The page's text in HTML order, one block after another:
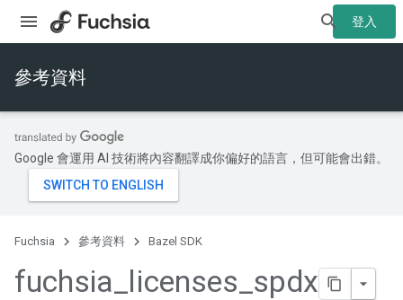
登入
參考資料
Google 會運用 AI 技術將內容翻譯成你偏好的語言，但可能會出錯。
Fuchsia 參考資料 Bazel SDK
fuchsia_licenses_spdx